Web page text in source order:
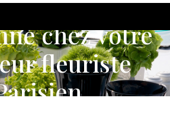
chez votre
fleuriste